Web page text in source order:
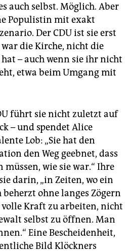
auch selbst. Möglich. Aber
Populistin mit exakt
Der CDU ist sie erst
die Kirche, nicht die
– auch wenn sie ihr nicht
etwa beim Umgang mit
führt sie nicht zuletzt auf
– und spendet Alice
Lob: „Sie hat den
den Weg geebnet, dass
wie sie war.“ Ihre
darin, „in Zeiten, wo ein
ohne langes Zögern
volle Kraft zu arbeiten, nicht
selbst zu öffnen. Man
Eine Bescheidenheit,
Bild Klöckners